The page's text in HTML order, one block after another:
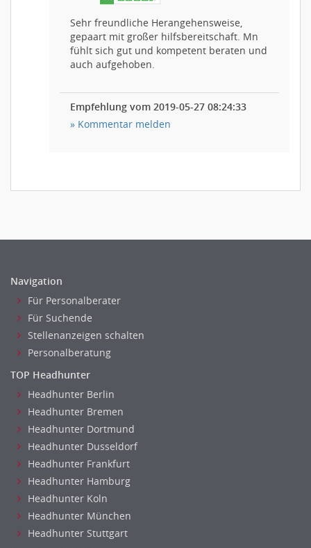
Sehr freundliche Herangehensweise,
gepaart mit großer hilfsbereitschaft. Mn
fühlt sich gut und kompetent beraten und
auch aufgehoben.
Empfehlung vom 2019-05-27 08:24:33
» Kommentar melden
Navigation
Für Personalberater
Für Suchende
Stellenanzeigen schalten
Personalberatung
TOP Headhunter
Headhunter Berlin
Headhunter Bremen
Headhunter Dortmund
Headhunter Dusseldorf
Headhunter Frankfurt
Headhunter Hamburg
Headhunter Koln
Headhunter München
Headhunter Stuttgart